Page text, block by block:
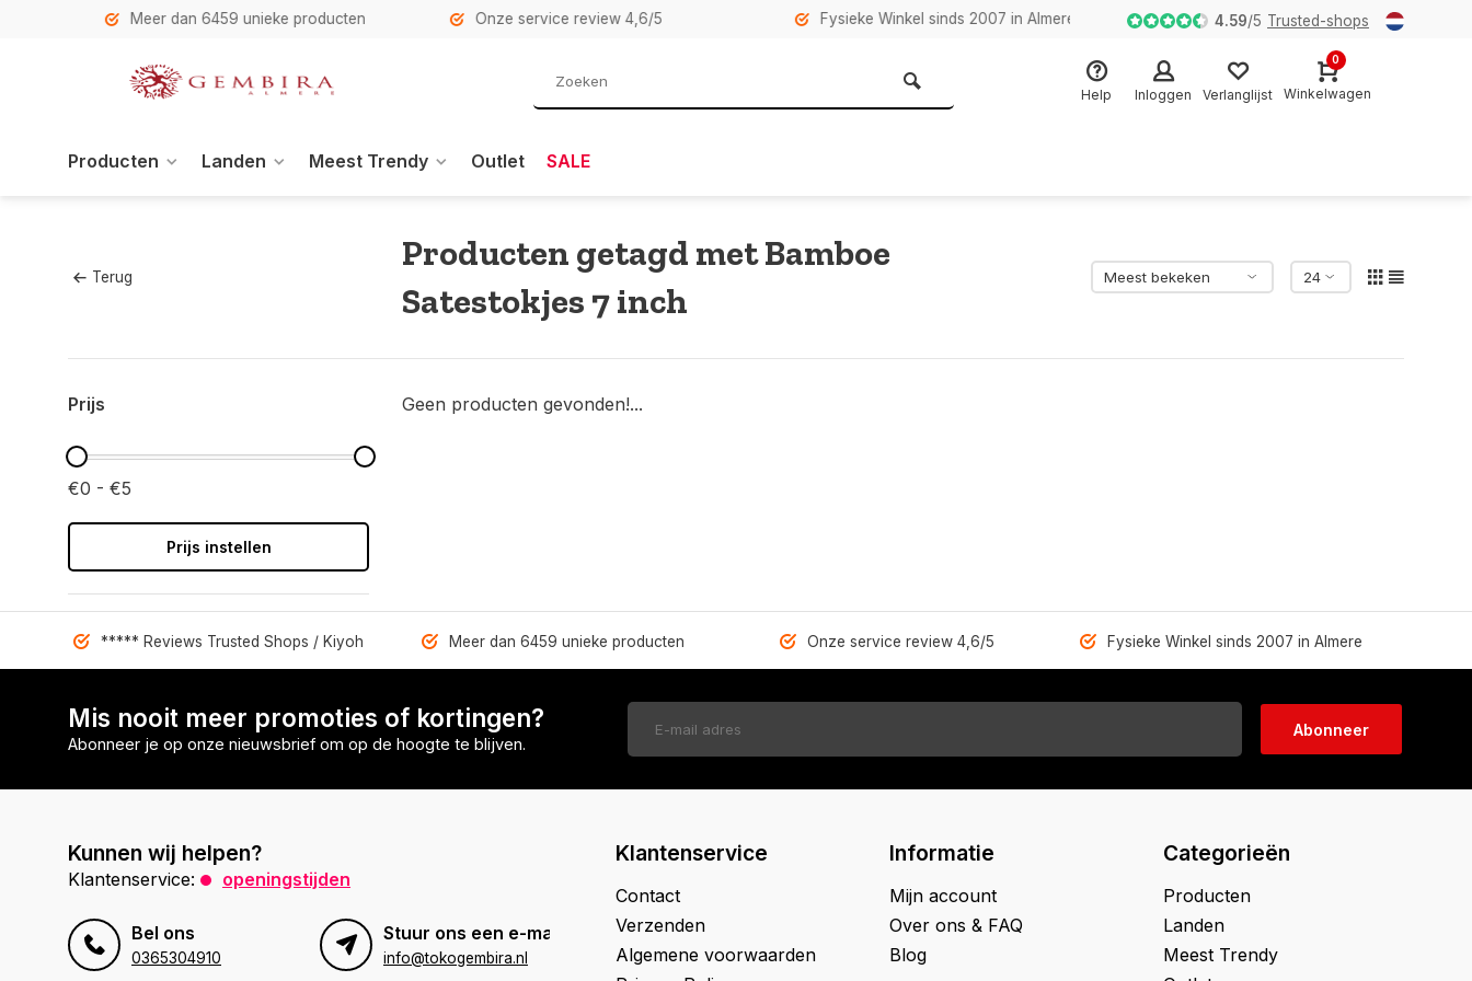
Meer dan 6459 unieke producten Onze service review 4,6/5 Fysieke Winkel sinds 2007 in Almere 4.59/5 Trusted-shops
Help Inloggen Verlanglijst
0
Winkelwagen
Producten Landen Meest Trendy Outlet SALE
Terug
Producten getagd met Bamboe
Satestokjes 7 inch
Prijs
€0 - €5
Prijs instellen
Geen producten gevonden!...
***** Reviews Trusted Shops / Kiyoh Meer dan 6459 unieke producten Onze service review 4,6/5 Fysieke Winkel sinds 2007 in Almere
Mis nooit meer promoties of kortingen?
Abonneer je op onze nieuwsbrief om op de hoogte te blijven.
Abonneer
Kunnen wij helpen?
Klantenservice: openingstijden
Bel ons
0365304910
Stuur ons een e-mail
info@tokogembira.nl
Klantenservice
Contact
Verzenden
Algemene voorwaarden
Informatie
Mijn account
Over ons & FAQ
Blog
Categorieën
Producten
Landen
Meest Trendy